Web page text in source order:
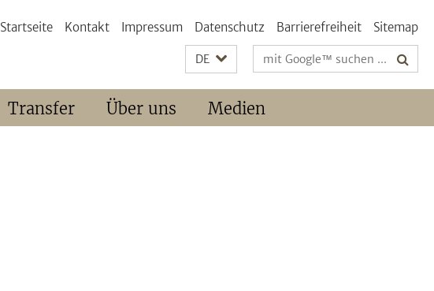
Startseite Kontakt Impressum Datenschutz Barrierefreiheit Sitemap
DE Suchbegriffe
Transfer Über uns Medien